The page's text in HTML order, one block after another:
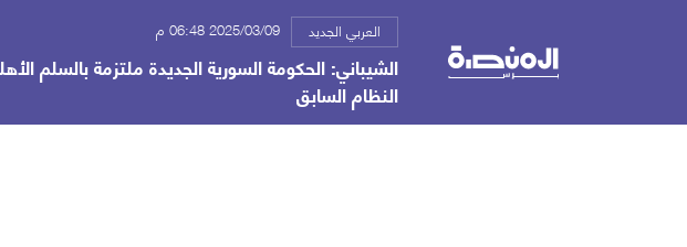
العربي الجديد 2025/03/09 06:48 م
الشيباني: الحكومة السورية الجديدة ملتزمة
النظام السابق